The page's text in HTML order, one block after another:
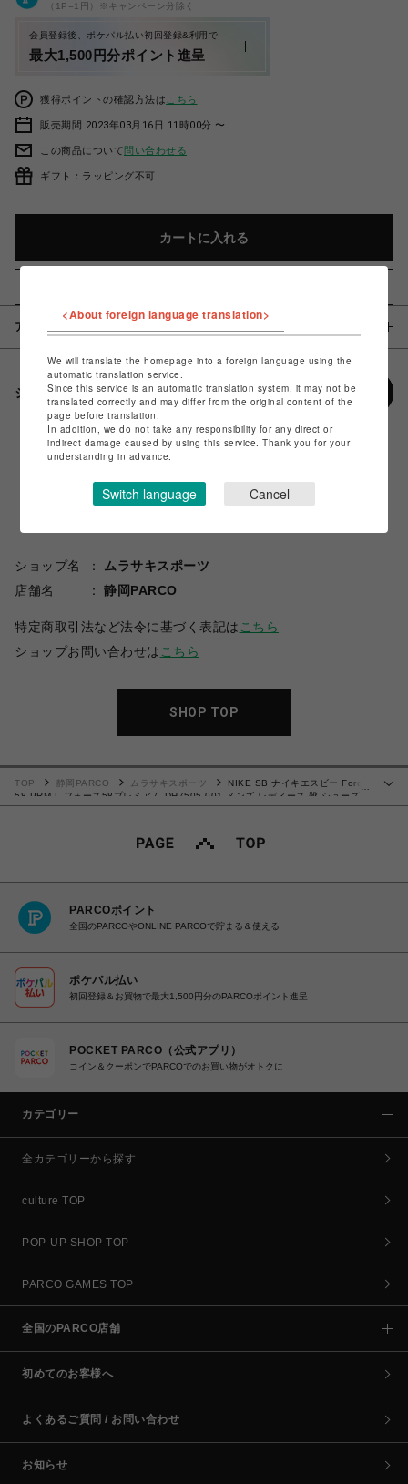
（1P=1円）※キャンペーン分除く
会員登録後、ポケパル払い初回登録&利用で
最大1,500円分ポイント進呈
獲得ポイントの確認方法は こちら
販売期間 2023年03月16日 11時00分 〜
この商品について問い合わせる
ギフト：ラッピング不可
カートに入れる
アイテム説明 / 素材
シェアする
ショップ名
ムラサキスポーツ
店舗名
静岡PARCO
特定商取引法など法令に基づく表記は こちら
ショップお問い合わせは こちら
SHOP TOP
TOP 静岡PARCO ムラサキスポーツ
NIKE SB ナイキエスビー Force
58 PRM L フォース58プレミアム DH7505-001 メンズ レディース 靴 シューズ
スニーカー KK1 A6 26.5cm
PARCOポイント
全国のPARCOやONLINE PARCOで貯まる＆使える
ポケパル払い
初回登録＆お買物で最大1,500円分のPARCOポイント進呈
POCKET PARCO（公式アプリ）
コイン＆クーポンでPARCOでのお買い物がオトクに
カテゴリー
全カテゴリーから探す
culture TOP
POP-UP SHOP TOP
PARCO GAMES TOP
全国のPARCO店舗
初めてのお客様へ
よくあるご質問 / お問い合わせ
お知らせ
<About foreign language translation>
We will translate the homepage into a foreign language using the
automatic translation service.
Since this service is an automatic translation system, it may not be
translated correctly and may differ from the original content of the
page before translation.
In addition, we do not take any responsibility for any direct or
indirect damage caused by using this service. Thank you for your
understanding in advance.
Switch language Cancel